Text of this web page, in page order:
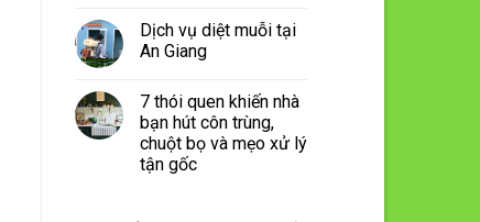
Dịch vụ diệt muỗi tại
An Giang
7 thói quen khiến nhà
bạn hút côn trùng,
chuột bọ và mẹo xử lý
tận gốc